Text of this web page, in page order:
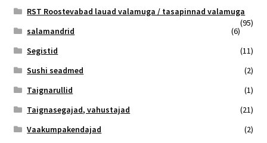
RST Roostevabad lauad valamuga / tasapinnad valamuga
(95)
salamandrid
(6)
Segistid
(11)
Sushi seadmed
(2)
Taignarullid
(1)
Taignasegajad, vahustajad
(21)
Vaakumpakendajad
(2)